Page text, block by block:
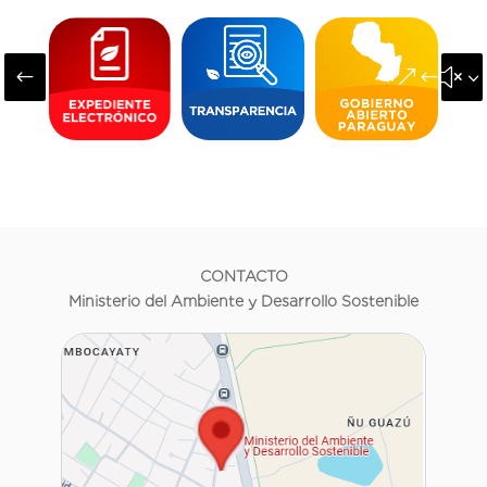
#
CONTACTO
Ministerio del Ambiente y Desarrollo Sostenible